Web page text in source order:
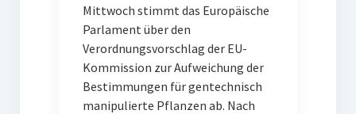
Mittwoch stimmt das Europäische
Parlament über den
Verordnungsvorschlag der EU-
Kommission zur Aufweichung der
Bestimmungen für gentechnisch
manipulierte Pflanzen ab. Nach